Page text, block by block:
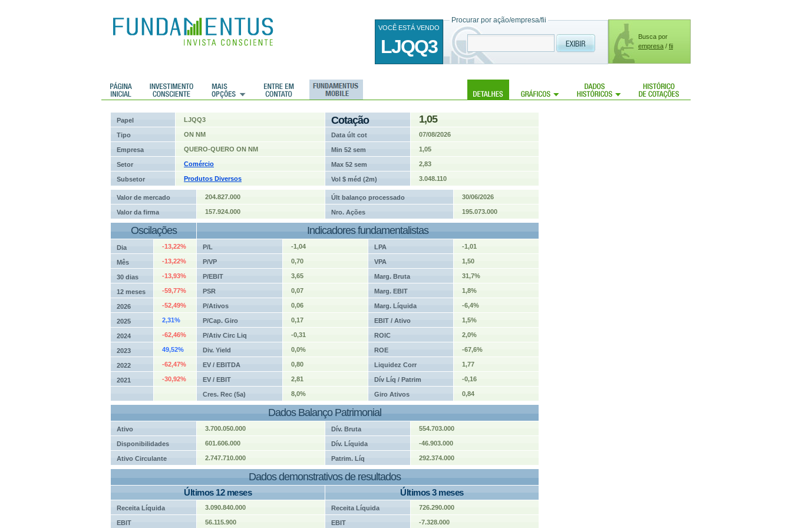
Busca por
empresa / fii
Procurar por ação/empresa/fii
VOCÊ ESTÁ VENDO
LJQQ3
Histórico de cotações
Papel LJQQ3 Cotação 1,05
Tipo ON NM Data últ cot 07/08/2026
Empresa QUERO-QUERO ON NM Min 52 sem 1,05
Setor Comércio Max 52 sem 2,83
Subsetor Produtos Diversos Vol $ méd (2m) 3.048.110
Valor de mercado 204.827.000 Últ balanço processado 30/06/2026
Valor da firma 157.924.000 Nro. Ações 195.073.000
Oscilações Indicadores fundamentalistas
Dia -13,22% P/L -1,04 LPA -1,01
Mês -13,22% P/VP 0,70 VPA 1,50
30 dias -13,93% P/EBIT 3,65 Marg. Bruta 31,7%
12 meses -59,77% PSR 0,07 Marg. EBIT 1,8%
2026 -52,49% P/Ativos 0,06 Marg. Líquida -6,4%
2025 2,31% P/Cap. Giro 0,17 EBIT / Ativo 1,5%
2024 -62,46% P/Ativ Circ Liq -0,31 ROIC 2,0%
2023 49,52% Div. Yield 0,0% ROE -67,6%
2022 -62,47% EV / EBITDA 0,80 Liquidez Corr 1,77
2021 -30,92% EV / EBIT 2,81 Dív Líq / Patrim -0,16
Cres. Rec (5a) 8,0% Giro Ativos 0,84
Dados Balanço Patrimonial
Ativo 3.700.050.000 Dív. Bruta 554.703.000
Disponibilidades 601.606.000 Dív. Líquida -46.903.000
Ativo Circulante 2.747.710.000 Patrim. Líq 292.374.000
Dados demonstrativos de resultados
Últimos 12 meses Últimos 3 meses
Receita Líquida 3.090.840.000 Receita Líquida 726.290.000
EBIT 56.115.900 EBIT -7.328.000